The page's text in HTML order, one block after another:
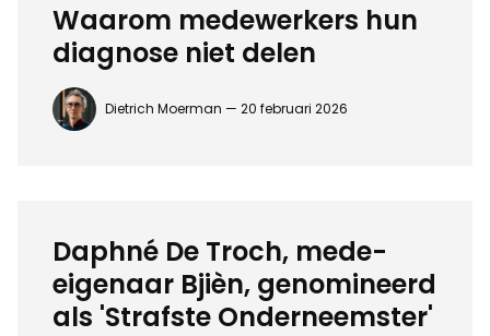
Waarom medewerkers hun
diagnose niet delen
Dietrich Moerman — 20 februari 2026
Daphné De Troch, mede-
eigenaar Bjièn, genomineerd
als 'Strafste Onderneemster'